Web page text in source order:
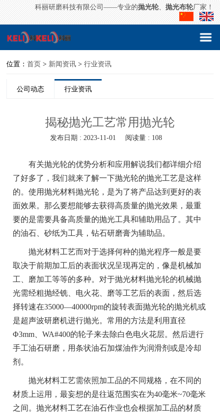
科丽研磨科技有限公司——专业的抛光轮、抛光布轮厂家！
位置：首页 > 新闻资讯 >行业资讯
公司动态 行业资讯
揭秘抛光工艺常用抛光轮
发布日期 : 2023-11-01 阅读量 : 108
有关抛光轮的优势分析和应用解说我们都详细介绍
了好多了，我们就来了解一下抛光轮的抛光工艺是这样
的。使用抛光材料抛光轮，是为了将产品达到更好的表
面效果。那么要想能够去获得高质量的抛光效果，最重
要的是需要具备高质量的抛光工具和辅助用品了。其中
的油石、砂纸为工具，钻石研磨膏为辅助品。
抛光材料工艺而对于选择何种的抛光程序一般是要
取决于前期加工后的表面状况呈现再定的，像是机械加
工、磨加工等等的多种。对于抛光材料抛光轮的机械抛
光需经粗抛经铣、电火花、磨等工艺后的表面，然后选
择转速在35000—40000rpm的旋转表面抛光轮的抛光机或
是超声波研磨机进行抛光。常用的方法是利用直径
Φ3mm、WA#400的轮子来去除白色电火花层。然后进行
手工油石研磨，用条状油石加煤油作为润滑剂或是冷却
剂。
抛光材料工艺需依照加工品的不同规格，在不同的
材质上运用，最妄想的是往返范围实在为40毫米~70毫米
之间。抛光材料工艺在油石作业也会根据加工品的材质